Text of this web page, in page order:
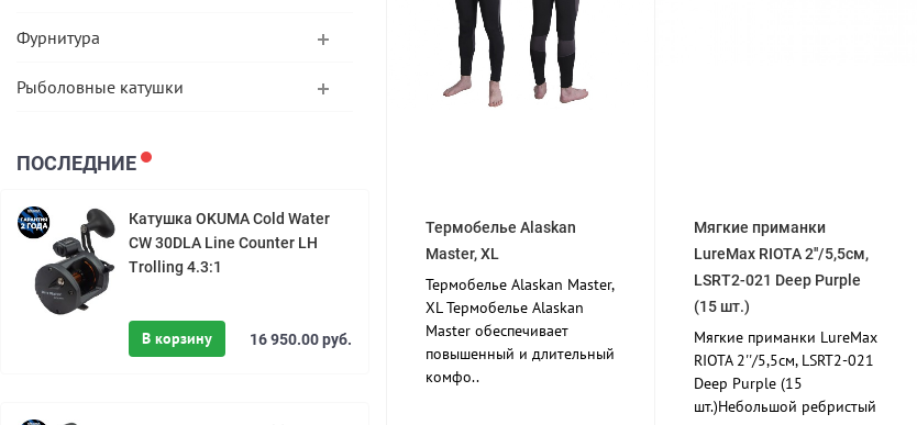
Фурнитура
Рыболовные катушки
ПОСЛЕДНИЕ
Катушка OKUMA Cold Water
CW 30DLA Line Counter LH
Trolling 4.3:1
16 950.00 руб.
В корзину
Термобелье Alaskan
Master, XL
Термобелье Alaskan Master,
XL Термобелье Alaskan
Master обеспечивает
повышенный и длительный
комфо..
Мягкие приманки
LureMax RIOTA 2''/5,5см,
LSRT2-021 Deep Purple
(15 шт.)
Мягкие приманки LureMax
RIOTA 2''/5,5см, LSRT2-021
Deep Purple (15
шт.)Небольшой ребристый